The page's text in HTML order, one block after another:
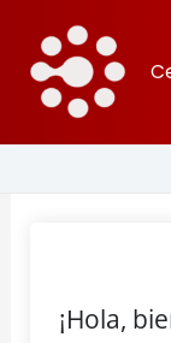
contenido
¡Hola,